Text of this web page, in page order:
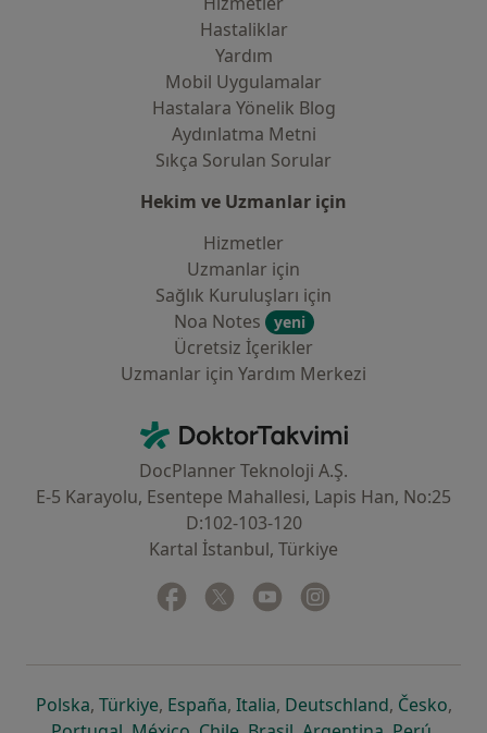
Hastaliklar
Yardım
Mobil Uygulamalar
Hastalara Yönelik Blog
Aydınlatma Metni
Sıkça Sorulan Sorular
Hekim ve Uzmanlar için
Hizmetler
Uzmanlar için
Sağlık Kuruluşları için
Noa Notes
yeni
Ücretsiz İçerikler
Uzmanlar için Yardım Merkezi
DoktorTakvimi - Ana Sayfa
DocPlanner Teknoloji A.Ş.
E-5 Karayolu, Esentepe Mahallesi, Lapis Han, No:25
D:102-103-120
Kartal İstanbul, Türkiye
Facebook
yeni bir sekmede açılır
Twitter
yeni bir sekmede açılır
Youtube
yeni bir sekmede açılır
Polskayeni bir sekmede açılır
, Türkiyeyeni bir sekmede açılır
, Españayeni bir sekmede açılır
, Italiayeni bir sekmede açılır
, Deutschlandyeni bir
, Českoyeni
,